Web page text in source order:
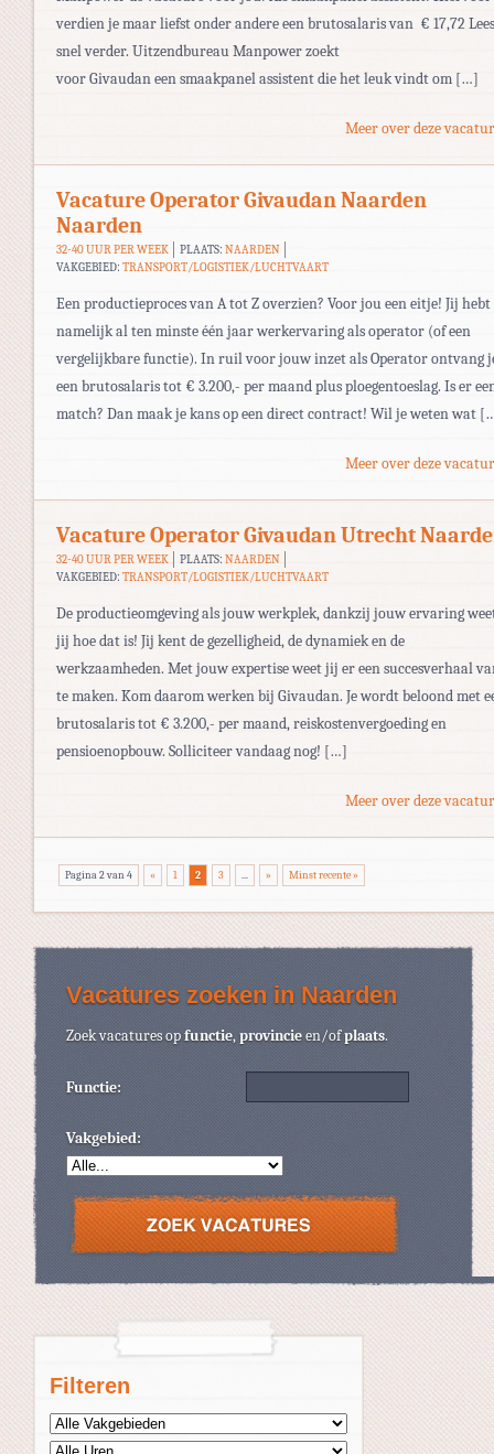
Filteren
verdien je maar liefst onder andere een brutosalaris van € 17,72 Lees
snel verder. Uitzendbureau Manpower zoekt
voor Givaudan een smaakpanel assistent die het leuk vindt om […]
Meer over deze
Vacature Operator Givaudan Naarden
Naarden
32-40 UUR PER WEEK PLAATS: NAARDEN
VAKGEBIED: TRANSPORT/LOGISTIEK/LUCHTVAART
Een productieproces van A tot Z overzien? Voor jou een eitje! Jij hebt
namelijk al ten minste één jaar werkervaring als operator (of een
vergelijkbare functie). In ruil voor jouw inzet als Operator ontvang
een brutosalaris tot € 3.200,- per maand plus ploegentoeslag. Is er
match? Dan maak je kans op een direct contract! Wil je weten wat
Meer over deze
Vacature Operator Givaudan Utrecht
32-40 UUR PER WEEK PLAATS: NAARDEN
VAKGEBIED: TRANSPORT/LOGISTIEK/LUCHTVAART
De productieomgeving als jouw werkplek, dankzij jouw ervaring
jij hoe dat is! Jij kent de gezelligheid, de dynamiek en de
werkzaamheden. Met jouw expertise weet jij er een succesverhaal
te maken. Kom daarom werken bij Givaudan. Je wordt beloond met
brutosalaris tot € 3.200,- per maand, reiskostenvergoeding en
pensioenopbouw. Solliciteer vandaag nog! […]
Meer over deze
Pagina 2 van 4 « 1 2 3 ... » Minst recente »
Vacatures zoeken in Naarden
Zoek vacatures opfunctie,provincieen/ofplaats.
Functie:
Vakgebied: